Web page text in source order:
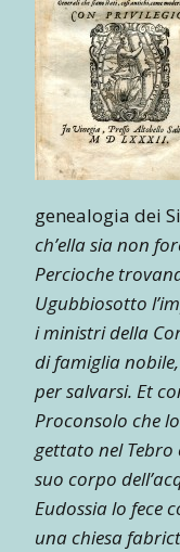
genealogia dei
ch’ella sia non
Percioche
Ugubbiosotto
i ministri della
di famiglia
per salvarsi. Et
Proconsolo che
gettato nel
suo corpo
Eudossia lo fece
una chiesa